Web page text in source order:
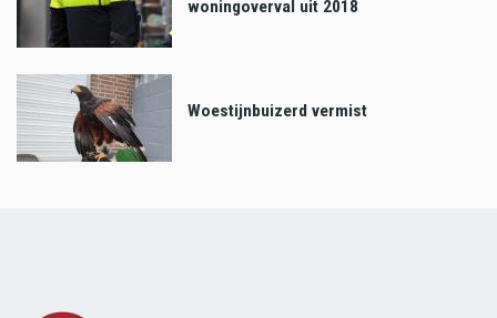
woningoverval uit 2018
Woestijnbuizerd vermist